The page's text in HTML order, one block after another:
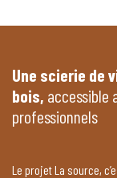
Une scierie de
bois, accessible
professionnels
Le projet La source,